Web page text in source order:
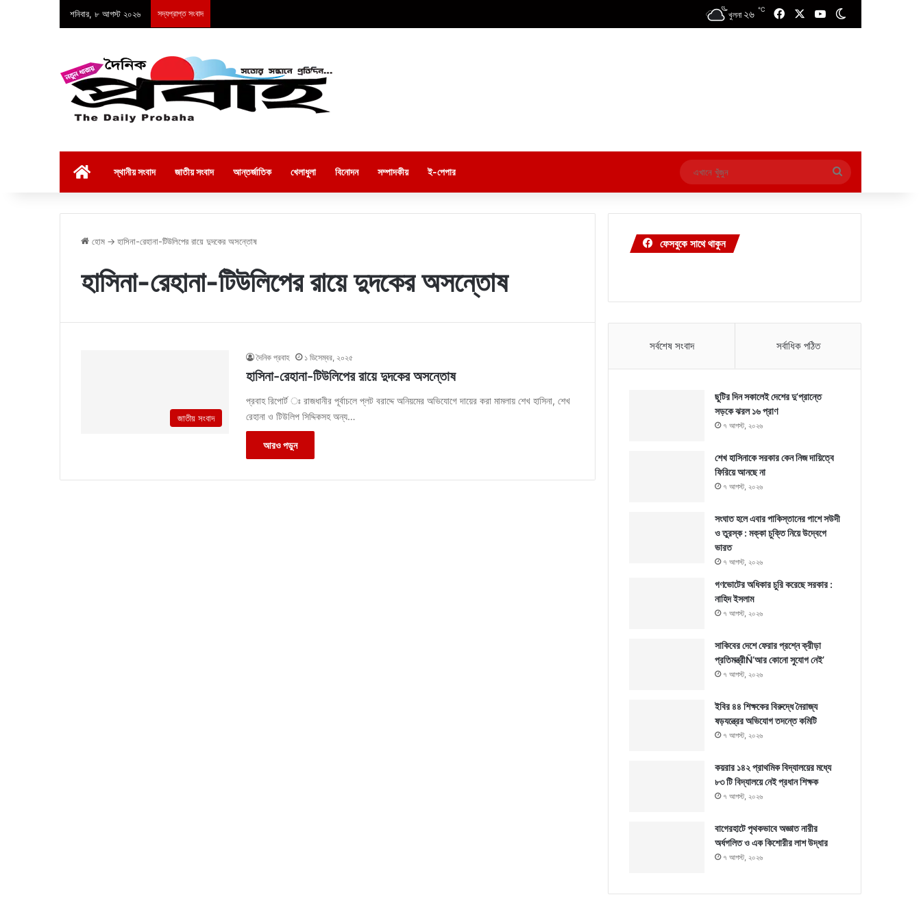
শনিবার, ৮ আগস্ট ২০২৬ সদ্যপ্রাপ্ত সংবাদ খুলনা ২৬ ℃ FacebookYouTube
স্থানীয় সংবাদ জাতীয় সংবাদ আন্তর্জাতিক খেলাধুলা বিনোদন সম্পাদকীয় ই-পেপার
এখানে
খুঁজুন
হোম → হাসিনা-রেহানা-টিউলিপের রায়ে দুদকের অসন্তোষ
হাসিনা-রেহানা-টিউলিপের রায়ে দুদকের অসন্তোষ
জাতীয় সংবাদ
দৈনিক প্রবাহ ১ ডিসেম্বর, ২০২৫
হাসিনা-রেহানা-টিউলিপের রায়ে দুদকের অসন্তোষ
প্রবাহ রিপোর্ট ঃ রাজধানীর পূর্বাচলে প্লট বরাদ্দে অনিয়মের অভিযোগে দায়ের করা মামলায় শেখ হাসিনা, শেখ
রেহানা ও টিউলিপ সিদ্দিকসহ অন্য…
আরও পড়ুন
ফেসবুকে সাথে থাকুন
সর্বশেষ সংবাদ সর্বাধিক পঠিত
ছুটির দিন সকালেই দেশের দু’প্রান্তে
সড়কে ঝরল ১৬ প্রাণ
৭ আগস্ট, ২০২৬
শেখ হাসিনাকে সরকার কেন নিজ দায়িত্বে
ফিরিয়ে আনছে না
৭ আগস্ট, ২০২৬
সংঘাত হলে এবার পাকিস্তানের পাশে সউদী
ও তুরস্ক : মক্কা চুক্তি নিয়ে উদ্বেগে
ভারত
৭ আগস্ট, ২০২৬
গণভোটের অধিকার চুরি করেছে সরকার :
নাহিদ ইসলাম
৭ আগস্ট, ২০২৬
সাকিবের দেশে ফেরার প্রশ্নে ক্রীড়া
প্রতিমন্ত্রীÑ‘আর কোনো সুযোগ নেই’
৭ আগস্ট, ২০২৬
ইবির ৪৪ শিক্ষকের বিরুদ্ধে নৈরাজ্য
ষড়যন্ত্রের অভিযোগ তদন্তে কমিটি
৭ আগস্ট, ২০২৬
কয়রার ১৪২ প্রাথমিক বিদ্যালয়ের মধ্যে
৮৩ টি বিদ্যালয়ে নেই প্রধান শিক্ষক
৭ আগস্ট, ২০২৬
বাগেরহাটে পৃথকভাবে অজ্ঞাত নারীর
অর্ধগলিত ও এক কিশোরীর লাশ উদ্ধার
৭ আগস্ট, ২০২৬